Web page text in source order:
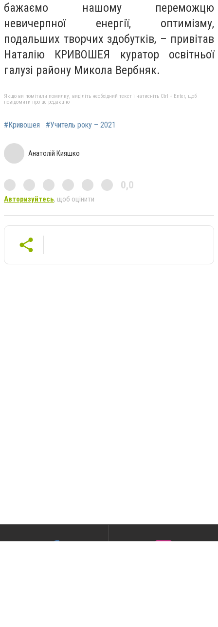
бажаємо нашому переможцю
невичерпної енергії, оптимізму,
подальших творчих здобутків, – привітав
Наталію КРИВОШЕЯ куратор освітньої
галузі району Микола Вербняк.
Якщо ви помітили помилку, виділіть необхідний текст і натисніть Ctrl + Enter, щоб
повідомити про це редакцію
#Кривошея #Учитель року – 2021
Анатолій Кияшко
0,0
Авторизуйтесь, щоб оцінити